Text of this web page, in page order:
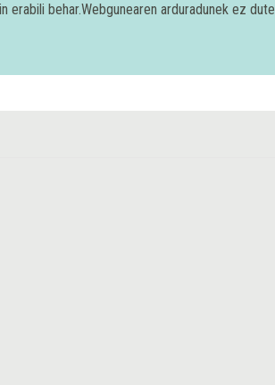
behar.Webgunearen arduradunek ez dute